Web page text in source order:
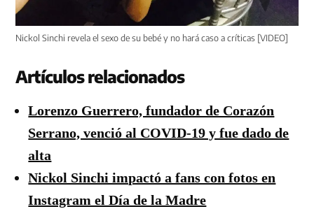
Nickol Sinchi revela el sexo de su bebé y no hará caso a críticas [VIDEO]
Artículos relacionados
Lorenzo Guerrero, fundador de Corazón
Serrano, venció al COVID-19 y fue dado de
alta
Nickol Sinchi impactó a fans con fotos en
Instagram el Día de la Madre